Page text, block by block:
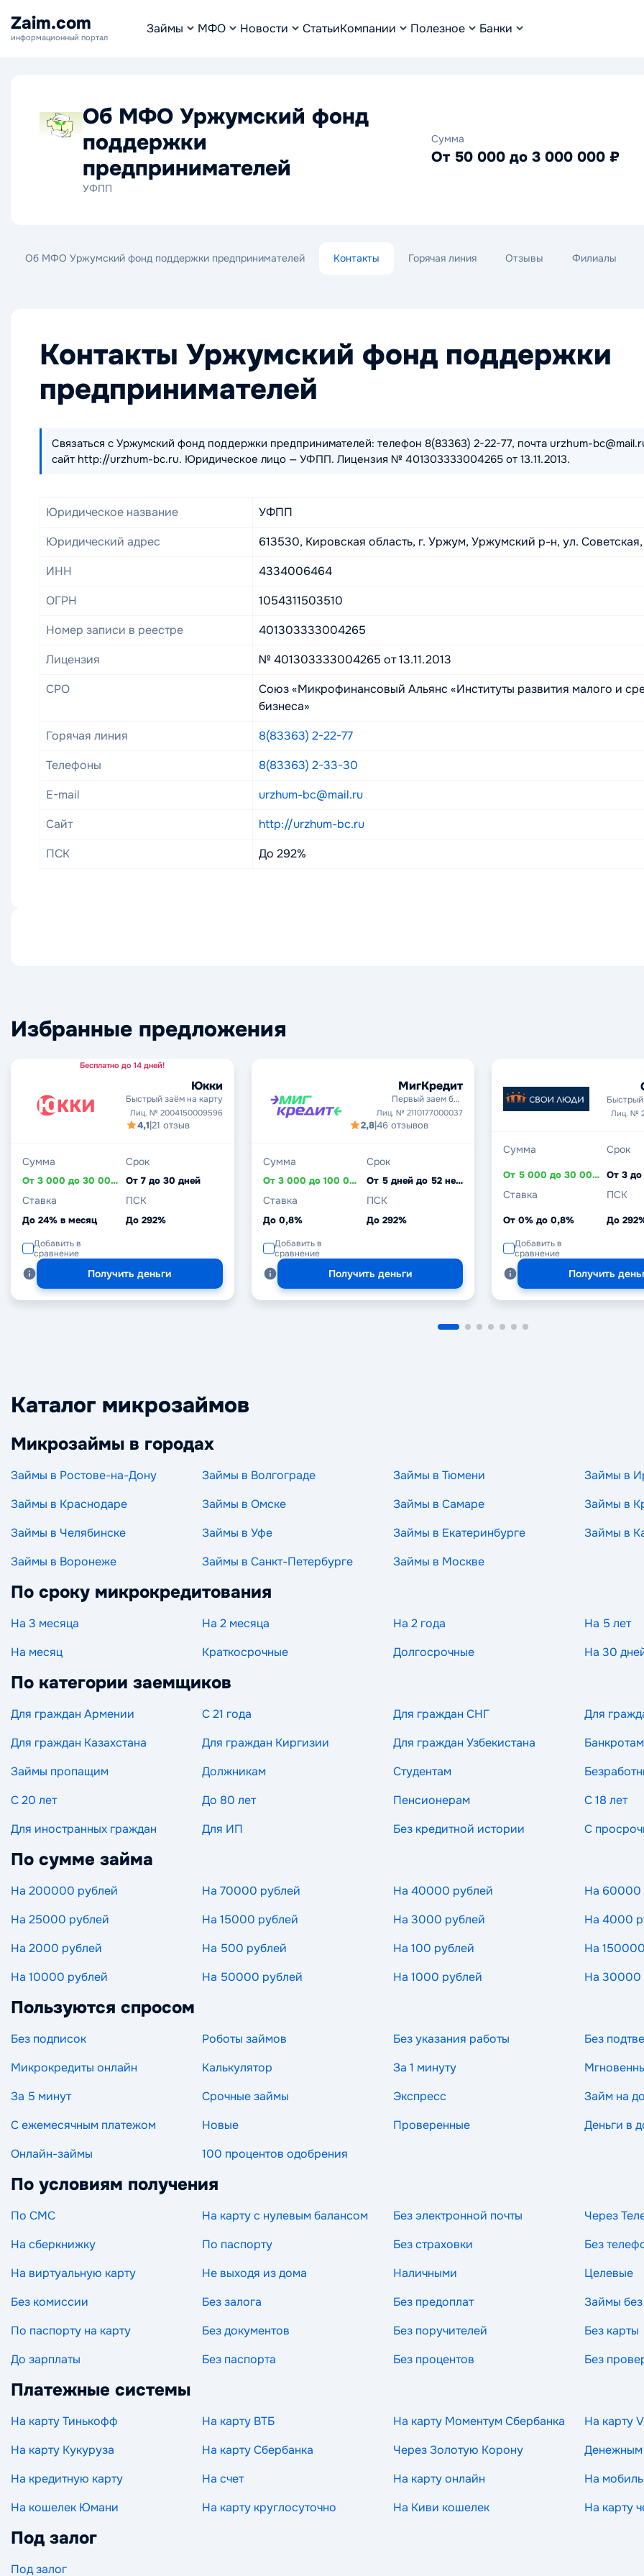
Zaim.com
информационный портал
Займы МФО Новости СтатьиКомпании Полезное Банки
Об МФО Уржумский фонд
поддержки
предпринимателей
УФПП
Сумма
От 50 000 до 3 000 000 ₽
Об МФО Уржумский фонд поддержки предпринимателей Контакты Горячая линия Отзывы Филиалы
Контакты Уржумский фонд поддержки
предпринимателей
Связаться с Уржумский фонд поддержки предпринимателей: телефон 8(83363) 2-22-77, почта urzhum-
сайт http://urzhum-bc.ru. Юридическое лицо — УФПП. Лицензия № 401303333004265 от 13.11.2013.
Юридическое название
УФПП
Юридический адрес
613530, Кировская область, г. Уржум, Уржумский р-н, ул.
ИНН
4334006464
ОГРН
1054311503510
Номер записи в реестре
401303333004265
Лицензия
№ 401303333004265 от 13.11.2013
СРО
Союз «Микрофинансовый Альянс «Институты развития малого и
бизнеса»
Горячая линия
8(83363) 2-22-77
Телефоны
8(83363) 2-33-30
E-mail
urzhum-bc@mail.ru
Сайт
http://urzhum-bc.ru
ПСК
До 292%
Избранные предложения
Бесплатно до 14 дней!
Юкки
Быстрый заём на карту
Лиц. № 2004150009596
4,1|21 отзыв
Сумма
От 3 000 до 30 000 ₽
Срок
От 7 до 30 дней
Ставка
До 24% в месяц
ПСК
До 292%
Добавить в
сравнение
Получить деньги
МигКредит
Первый заем без
процентов
Лиц. № 2110177000037
2,8|46 отзывов
Сумма
От 3 000 до 100 000 ₽
Срок
От 5 дней до 52 недель
Ставка
До 0,8%
ПСК
До 292%
Добавить в
сравнение
Получить деньги
Лиц. №
Сумма
От 5 000 до 30 000 ₽
Срок
От 3
Ставка
От 0% до 0,8%
ПСК
До
Добавить в
сравнение
Получить
Каталог микрозаймов
Микрозаймы в городах
Займы в Ростове-на-Дону Займы в Волгограде Займы в Тюмени Займы в
Займы в Краснодаре
Займы в Омске Займы в Самаре Займы в
Займы в Челябинске
Займы в Уфе Займы в Екатеринбурге Займы в
Займы в Воронеже
Займы в Санкт-Петербурге Займы в Москве
По сроку микрокредитования
На 3 месяца На 2 месяца На 2 года На 5 лет
На месяц
Краткосрочные Долгосрочные На 30
По категории заемщиков
Для граждан Армении С 21 года Для граждан СНГ Для
Для граждан Казахстана
Для граждан Киргизии Для граждан Узбекистана Банкротам
Займы пропащим
Должникам Студентам
С 20 лет
До 80 лет Пенсионерам С 18 лет
Для иностранных граждан
Для ИП Без кредитной истории С
По сумме займа
На 200000 рублей На 70000 рублей На 40000 рублей На 60000
На 25000 рублей
На 15000 рублей На 3000 рублей На 4000
На 2000 рублей
На 500 рублей На 100 рублей На
На 10000 рублей
На 50000 рублей На 1000 рублей На 30000
Пользуются спросом
Без подписок Роботы займов Без указания работы Без
Микрокредиты онлайн
Калькулятор За 1 минуту
За 5 минут
Срочные займы Экспресс Займ на
С ежемесячным платежом
Новые Проверенные Деньги в
Онлайн-займы
100 процентов одобрения
По условиям получения
По СМС На карту с нулевым балансом Без электронной почты Через
На сберкнижку
По паспорту Без страховки Без
На виртуальную карту
Не выходя из дома Наличными Целевые
Без комиссии
Без залога Без предоплат Займы
По паспорту на карту
Без документов Без поручителей Без карты
До зарплаты
Без паспорта Без процентов Без
Платежные системы
На карту Тинькофф На карту ВТБ На карту Моментум Сбербанка На карту
На карту Кукуруза
На карту Сбербанка Через Золотую Корону
На кредитную карту
На счет На карту онлайн На
На кошелек Юмани
На карту круглосуточно На Киви кошелек На карту
Под залог
Под залог